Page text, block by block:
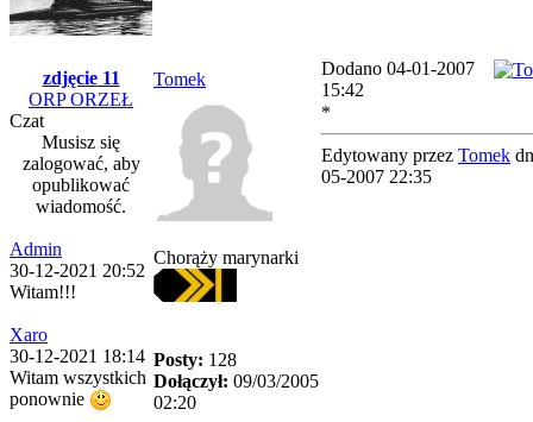
zdjęcie 11
ORP ORZEŁ
Czat
Musisz się
zalogować, aby
opublikować
wiadomość.
Admin
30-12-2021 20:52
Witam!!!
Xaro
30-12-2021 18:14
Witam wszystkich
ponownie
Tomek
Dodano 04-01-2007
15:42
Chorąży marynarki
Posty: 128
Dołączył: 09/03/2005
02:20
*
Edytowany przez Tomek
05-2007 22:35